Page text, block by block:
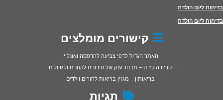
בדיחות ליום הולדת
בדיחות ליום הולדת
קישורים מומלצים
האתר הגדול לדפי צביעה להדפסה ואונליין
טריוויה קידס – מבחר ענק של חידונים לקטנים ולגדולים
בריאותון – מגזין בריאות להורים וילדים
תגיות